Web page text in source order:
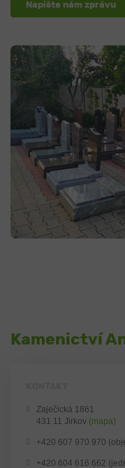
Napište nám zprávu
Kamenictví
Zaječická 1861
431 11 Jirkov (mapa)
+420 607 970 970
+420 604 616 662